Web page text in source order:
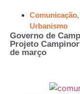
Comunicação,
Urbanismo
Governo de
Projeto
de março